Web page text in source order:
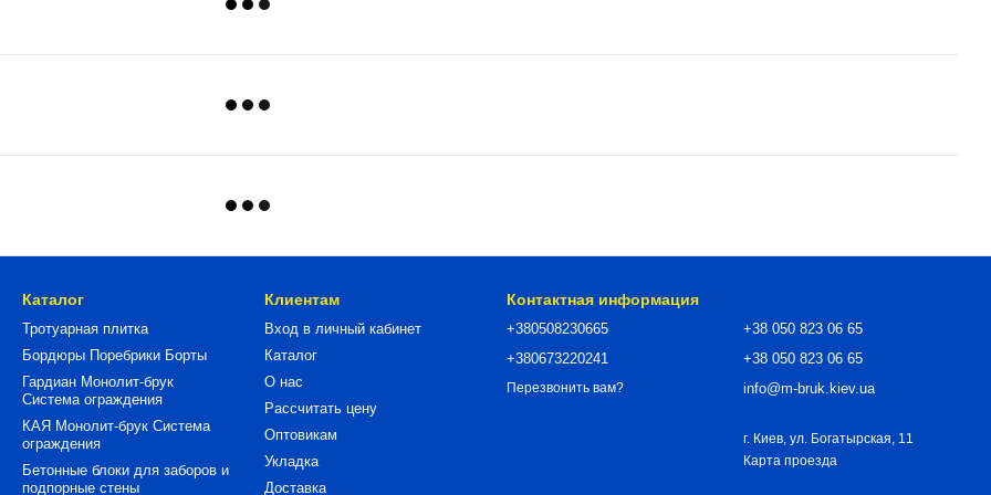
Каталог
Тротуарная плитка
Бордюры Поребрики Борты
Гардиан Монолит-брук
Система ограждения
КАЯ Монолит-брук Система
ограждения
Бетонные блоки для заборов и
подпорные стены
Клиентам
Вход в личный кабинет
Каталог
О нас
Рассчитать цену
Оптовикам
Укладка
Доставка
Контактная информация
+380508230665
+380673220241
Перезвонить вам?
+38 050 823 06 65
+38 050 823 06 65
info@m-bruk.kiev.ua
г. Киев, ул. Богатырская, 11
Карта проезда